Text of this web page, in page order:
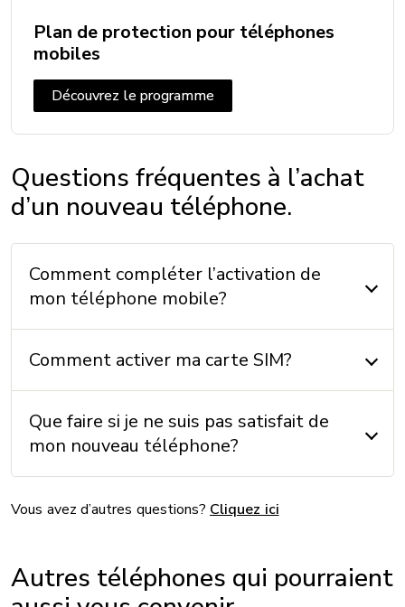
Épaisseur: 19,9 mm
Poids: 140 g
Chargeur: Non
Écouteurs: Non
Instructions: Non
MÉMOIRE
Mémoire interne: 8 Go + 1 Go (RAM)
SYSTÈME D'EXPLOITATION
Système d’exploitation: Android Go
Accéléromètre: non
Plan de protection pour téléphones
mobiles
Découvrez le programme
Questions fréquentes à l’achat
d’un nouveau téléphone.
Comment compléter l’activation de
mon téléphone mobile?
Comment activer ma carte SIM?
Que faire si je ne suis pas satisfait de
mon nouveau téléphone?
Vous avez d’autres questions? Cliquez ici
Autres téléphones qui pourraient